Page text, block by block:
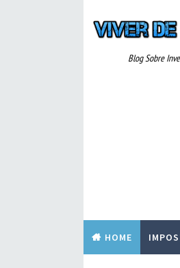
Blog Sobre
HOME